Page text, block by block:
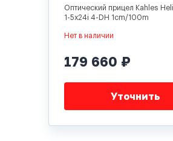
Оптический прицел Kahles
1-5x24i 4-DH 1cm/100m
Нет в наличии
179 660 ₽
Уточнить